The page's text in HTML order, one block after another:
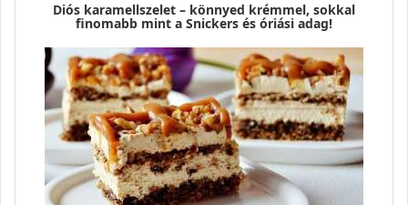
Diós karamellszelet – könnyed krémmel, sokkal
finomabb mint a Snickers és óriási adag!